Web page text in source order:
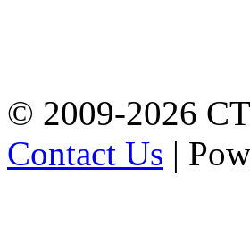
© 2009-2026
Contact Us |